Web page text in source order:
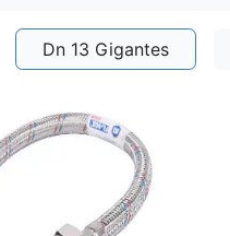
Dn 13 Gigantes